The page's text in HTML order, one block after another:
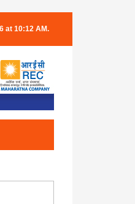
at 10:12 AM.